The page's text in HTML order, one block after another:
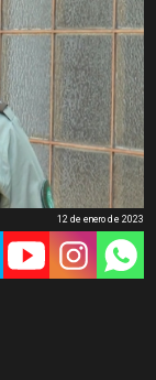
12 de enero de 2023